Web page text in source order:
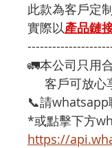
此款為客戶定
實際以產品鏈
🚛本公司只用
客戶可
📞請whatsapp
*或點擊下方
https://